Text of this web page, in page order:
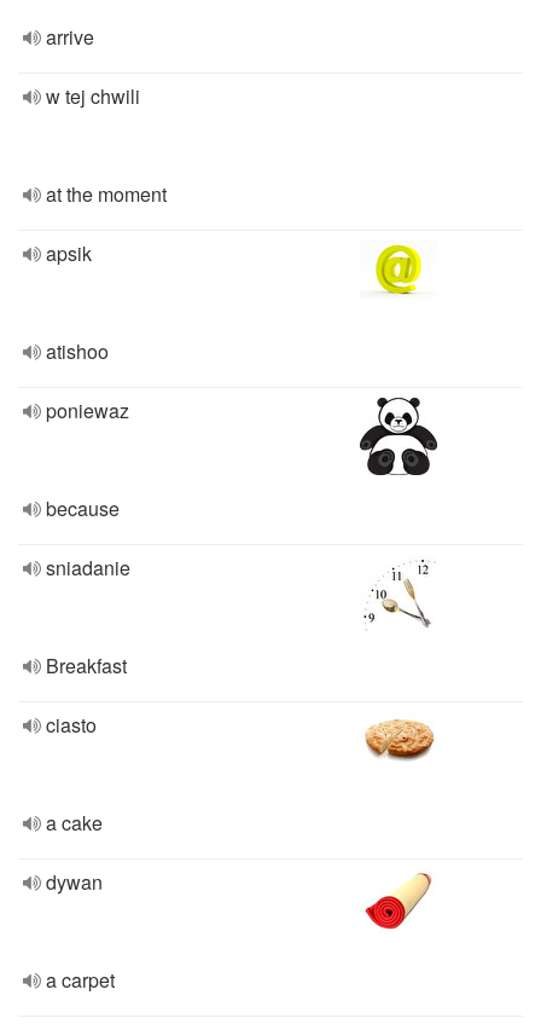
arrive
w tej chwili
at the moment
apsik
atishoo
poniewaz
because
sniadanie
Breakfast
ciasto
a cake
dywan
a carpet